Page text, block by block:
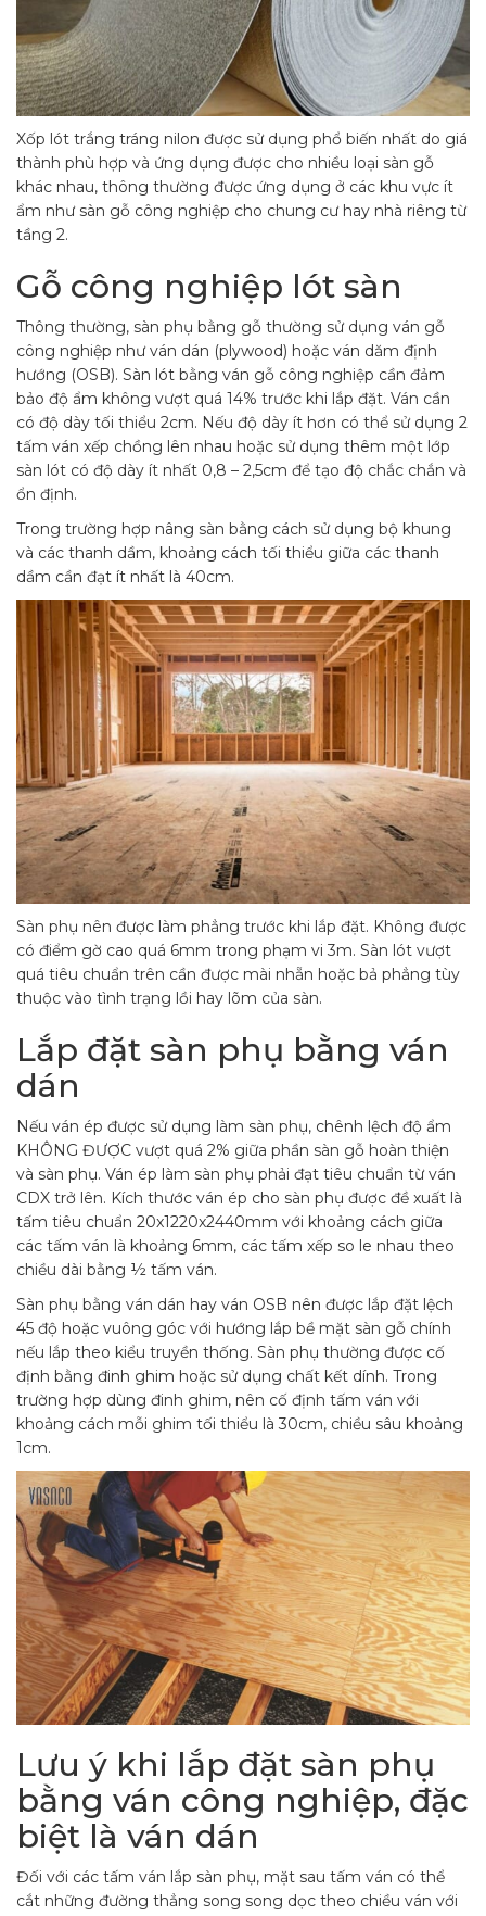
Xốp lót trắng tráng nilon được sử dụng phổ biến nhất do giá
thành phù hợp và ứng dụng được cho nhiều loại sàn gỗ
khác nhau, thông thường được ứng dụng ở các khu vực ít
ẩm như sàn gỗ công nghiệp cho chung cư hay nhà riêng từ
tầng 2.
Gỗ công nghiệp lót sàn
Thông thường, sàn phụ bằng gỗ thường sử dụng ván gỗ
công nghiệp như ván dán (plywood) hoặc ván dăm định
hướng (OSB). Sàn lót bằng ván gỗ công nghiệp cần đảm
bảo độ ẩm không vượt quá 14% trước khi lắp đặt. Ván cần
có độ dày tối thiểu 2cm. Nếu độ dày ít hơn có thể sử dụng 2
tấm ván xếp chồng lên nhau hoặc sử dụng thêm một lớp
sàn lót có độ dày ít nhất 0,8 – 2,5cm để tạo độ chắc chắn và
ổn định.
Trong trường hợp nâng sàn bằng cách sử dụng bộ khung
và các thanh dầm, khoảng cách tối thiểu giữa các thanh
dầm cần đạt ít nhất là 40cm.
Sàn phụ nên được làm phẳng trước khi lắp đặt. Không được
có điểm gờ cao quá 6mm trong phạm vi 3m. Sàn lót vượt
quá tiêu chuẩn trên cần được mài nhẵn hoặc bả phẳng tùy
thuộc vào tình trạng lồi hay lõm của sàn.
Lắp đặt sàn phụ bằng ván
dán
Nếu ván ép được sử dụng làm sàn phụ, chênh lệch độ ẩm
KHÔNG ĐƯỢC vượt quá 2% giữa phần sàn gỗ hoàn thiện
và sàn phụ. Ván ép làm sàn phụ phải đạt tiêu chuẩn từ ván
CDX trở lên. Kích thước ván ép cho sàn phụ được đề xuất là
tấm tiêu chuẩn 20x1220x2440mm với khoảng cách giữa
các tấm ván là khoảng 6mm, các tấm xếp so le nhau theo
chiều dài bằng ½ tấm ván.
Sàn phụ bằng ván dán hay ván OSB nên được lắp đặt lệch
45 độ hoặc vuông góc với hướng lắp bề mặt sàn gỗ chính
nếu lắp theo kiểu truyền thống. Sàn phụ thường được cố
định bằng đinh ghim hoặc sử dụng chất kết dính. Trong
trường hợp dùng đinh ghim, nên cố định tấm ván với
khoảng cách mỗi ghim tối thiểu là 30cm, chiều sâu khoảng
1cm.
Lưu ý khi lắp đặt sàn phụ
bằng ván công nghiệp, đặc
biệt là ván dán
Đối với các tấm ván lắp sàn phụ, mặt sau tấm ván có thể
cắt những đường thẳng song song dọc theo chiều ván với